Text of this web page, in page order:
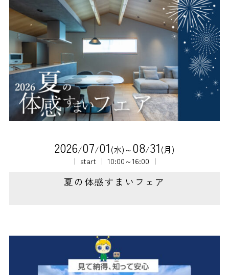
2026/07/01(水)～08/31(月)
｜ start ｜ 10:00～16:00 ｜
夏の体感すまいフェア